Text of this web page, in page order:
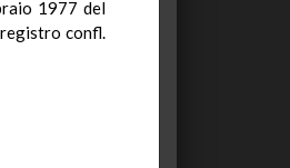
1977 del
confl.